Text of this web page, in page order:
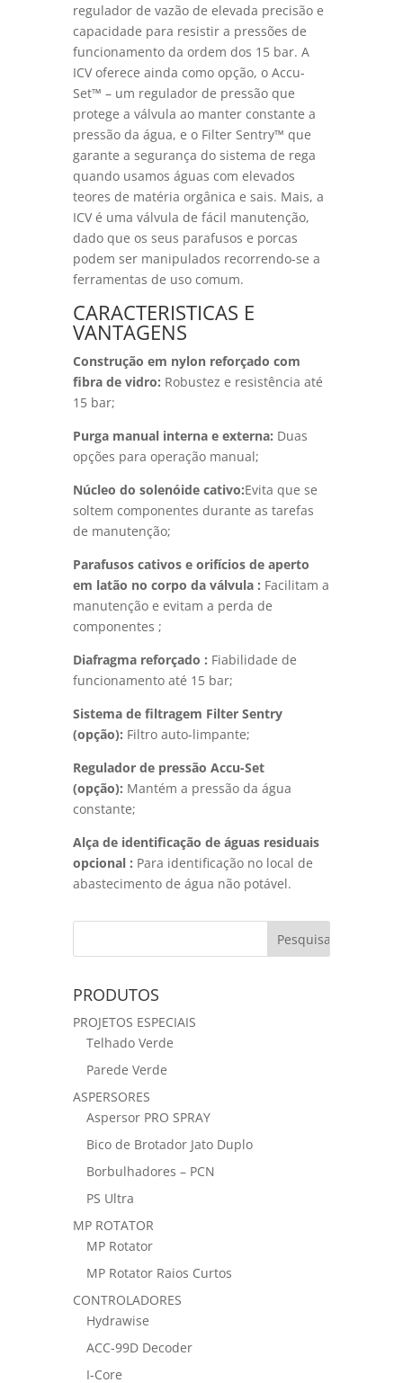
regulador de vazão de elevada precisão e
capacidade para resistir a pressões de
funcionamento da ordem dos 15 bar. A
ICV oferece ainda como opção, o Accu-
Set™ – um regulador de pressão que
protege a válvula ao manter constante a
pressão da água, e o Filter Sentry™ que
garante a segurança do sistema de rega
quando usamos águas com elevados
teores de matéria orgânica e sais. Mais, a
ICV é uma válvula de fácil manutenção,
dado que os seus parafusos e porcas
podem ser manipulados recorrendo-se a
ferramentas de uso comum.
CARACTERISTICAS E
VANTAGENS
Construção em nylon reforçado com
fibra de vidro: Robustez e resistência até
15 bar;
Purga manual interna e externa: Duas
opções para operação manual;
Núcleo do solenóide cativo:Evita que se
soltem componentes durante as tarefas
de manutenção;
Parafusos cativos e orifícios de aperto
em latão no corpo da válvula : Facilitam a
manutenção e evitam a perda de
componentes ;
Diafragma reforçado : Fiabilidade de
funcionamento até 15 bar;
Sistema de filtragem Filter Sentry
(opção): Filtro auto-limpante;
Regulador de pressão Accu-Set
(opção): Mantém a pressão da água
constante;
Alça de identificação de águas residuais
opcional : Para identificação no local de
abastecimento de água não potável.
PRODUTOS
PROJETOS ESPECIAIS
Telhado Verde
Parede Verde
ASPERSORES
Aspersor PRO SPRAY
Bico de Brotador Jato Duplo
Borbulhadores – PCN
PS Ultra
MP ROTATOR
MP Rotator
MP Rotator Raios Curtos
CONTROLADORES
Hydrawise
ACC-99D Decoder
I-Core